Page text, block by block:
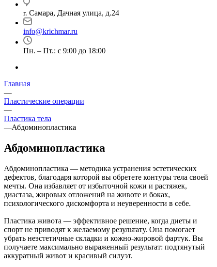
г. Самара, Дачная улица, д.24
info@krichmar.ru
Пн. – Пт.: с 9:00 до 18:00
Главная
—
Пластические операции
—
Пластика тела
—Абдоминопластика
Абдоминопластика
Абдоминопластика — методика устранения эстетических
дефектов, благодаря которой вы обретете контуры тела своей
мечты. Она избавляет от избыточной кожи и растяжек,
диастаза, жировых отложений на животе и боках,
психологического дискомфорта и неуверенности в себе.
Пластика живота — эффективное решение, когда диеты и
спорт не приводят к желаемому результату. Она помогает
убрать неэстетичные складки и кожно-жировой фартук. Вы
получаете максимально выраженный результат: подтянутый
аккуратный живот и красивый силуэт.